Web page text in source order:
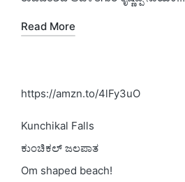
Read More
https://amzn.to/4lFy3uO
Kunchikal Falls
ಕುಂಚಿಕಲ್ ಜಲಪಾತ
Om shaped beach!